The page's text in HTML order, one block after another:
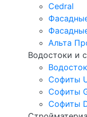
Cedral
Альта
Водостоки и
Софиты
Софиты
Софиты